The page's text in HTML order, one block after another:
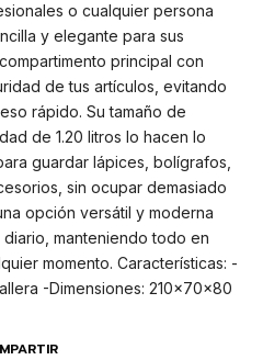
o cualquier persona
y elegante para sus
principal con
de tus artículos, evitando
rápido. Su tamaño de
de 1.20 litros lo hacen lo
guardar lápices, bolígrafos,
sin ocupar demasiado
opción versátil y moderna
manteniendo todo en
momento. Características: -
-Dimensiones: 210x70x80